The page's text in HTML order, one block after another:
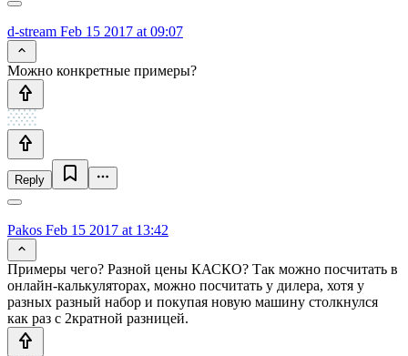
d-stream Feb 15 2017 at 09:07
Можно конкретные примеры?
Reply
Pakos Feb 15 2017 at 13:42
Примеры чего? Разной цены КАСКО? Так можно посчитать в
онлайн-калькуляторах, можно посчитать у дилера, хотя у
разных разный набор и покупая новую машину столкнулся
как раз с 2кратной разницей.